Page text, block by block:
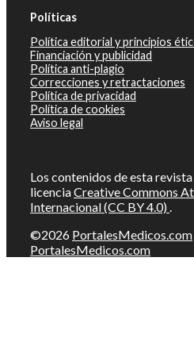
Políticas
Política editorial y principios
Financiación y publicidad
Política anti-plagio
Correcciones y retractaciones
Política de privacidad
Política de cookies
Aviso legal
Los contenidos de esta
licenciaCreative Commons
Internacional (CC BY 4.0) .
©2026 PortalesMedicos.com
PortalesMedicos.com